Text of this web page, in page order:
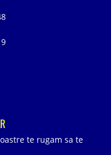
te rugam sa te